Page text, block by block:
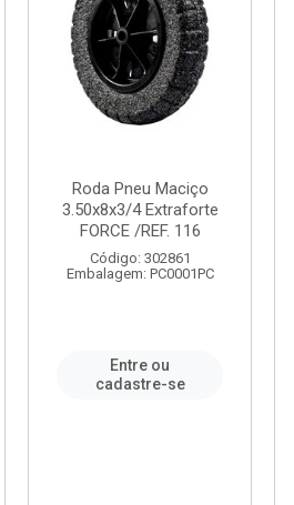
Roda Pneu Maciço
3.50x8x3/4 Extraforte
FORCE /REF. 116
Código: 302861
Embalagem: PC0001PC
Entre ou
cadastre-se